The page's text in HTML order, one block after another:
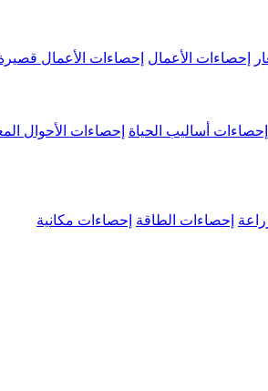
إحصاءات الأعمال إحصاءات الأعمال
إحصاءات أساليب الحياة إحصاءات الأحوال
إحصاءات الطاقة إحصاءات مكانية